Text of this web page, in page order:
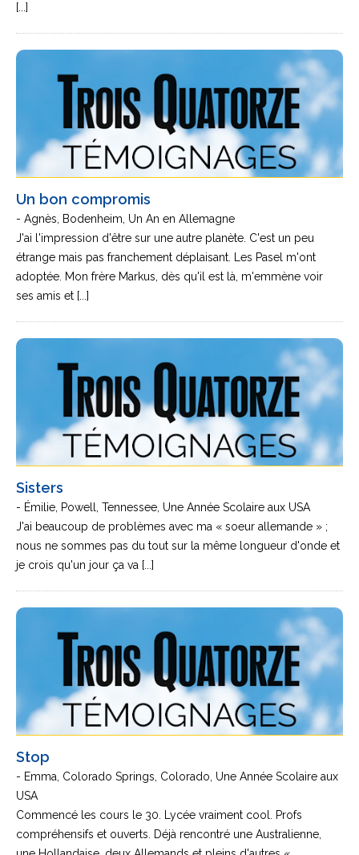
[...]
Un bon compromis
- Agnès, Bodenheim, Un An en Allemagne
J'ai l'impression d'être sur une autre planète. C'est un peu
étrange mais pas franchement déplaisant. Les Pasel m'ont
adoptée. Mon frère Markus, dès qu'il est là, m'emmène voir
ses amis et [...]
Sisters
- Émilie, Powell, Tennessee, Une Année Scolaire aux USA
J'ai beaucoup de problèmes avec ma « soeur allemande » ;
nous ne sommes pas du tout sur la même longueur d'onde et
je crois qu'un jour ça va [...]
Stop
- Emma, Colorado Springs, Colorado, Une Année Scolaire aux
USA
Commencé les cours le 30. Lycée vraiment cool. Profs
compréhensifs et ouverts. Déjà rencontré une Australienne,